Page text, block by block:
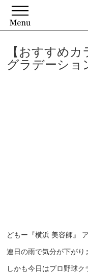
【おすすめ
グラデーシ
どもー『横浜 美容師』
連日の雨で気分が下がり
しかも今日はプロ野球